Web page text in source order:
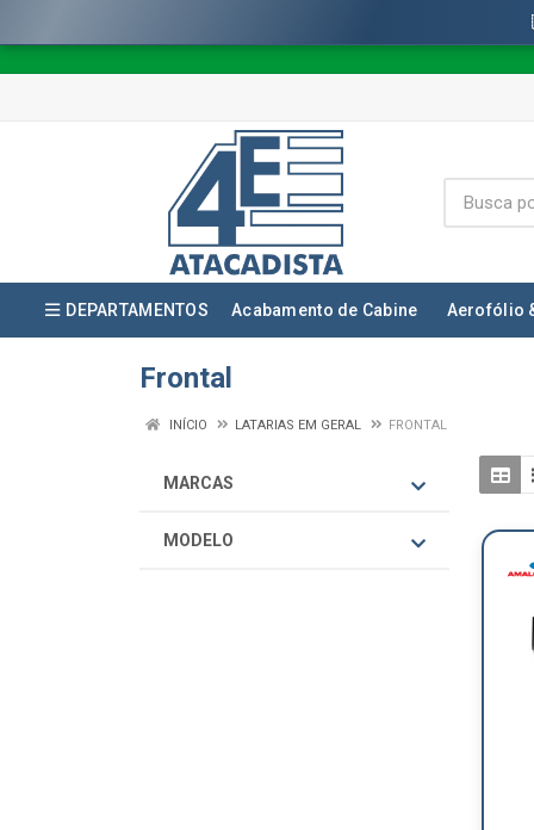
DEPARTAMENTOS Acabamento de Cabine Aerofólio
Frontal
INÍCIO LATARIAS EM GERAL FRONTAL
MARCAS
MODELO